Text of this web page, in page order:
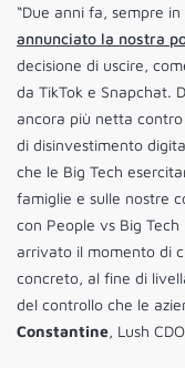
“Due anni fa, sempre
annunciato la nostra
decisione di uscire,
da TikTok e Snapchat.
ancora più netta
di disinvestimento
che le Big Tech
famiglie e sulle nostre
con People vs Big
arrivato il momento di
concreto, al fine di
del controllo che le
Constantine, Lush